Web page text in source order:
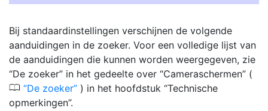
Bij standaardinstellingen verschijnen de volgende
aanduidingen in de zoeker. Voor een volledige lijst van
de aanduidingen die kunnen worden weergegeven, zie
“De zoeker” in het gedeelte over “Cameraschermen” (
0 De zoeker ) in het hoofdstuk “Technische
opmerkingen”.